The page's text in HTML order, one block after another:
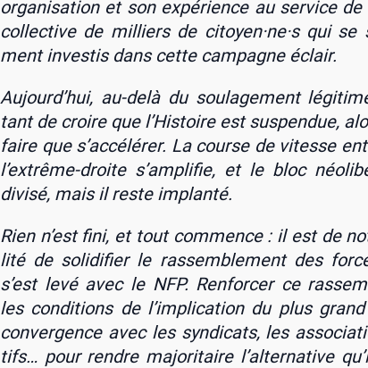
orga­ni­sa­tion et son expé­rience au ser­vice
col­lec­tive de mil­liers de citoyen·ne·s qui
ment inves­tis dans cette cam­pagne éclair.
Aujourd’hui, au-delà du sou­la­ge­ment
tant de croire que l’Histoire est sus­pen­due,
faire que s’accélérer. La course de vitesse
l’extrême-droite s’amplifie, et le bloc
divi­sé, mais il reste implan­té.
Rien n’est fini, et tout com­mence : il est de
li­té de soli­di­fier le ras­sem­ble­ment des
s’est levé avec le NFP. Ren­for­cer ce
les condi­tions de l’implication du plus
conver­gence avec les syn­di­cats, les
tifs… pour rendre majo­ri­taire l’alternative